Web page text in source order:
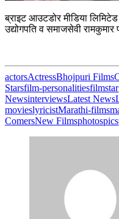
ब्राइट आउटडोर मीडिया
उद्योगपति व समाजसेवी
actorsActressBhojpuri Films
Starsfilm-personalitiesfilmstar
NewsinterviewsLatest News
movieslyricistMarathi-films
ComersNew Filmsphotospics